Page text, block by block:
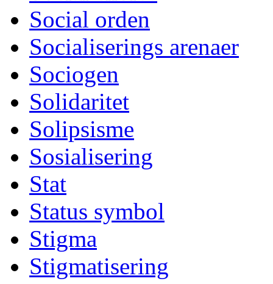
Social orden
Socialiserings arenaer
Sociogen
Solidaritet
Solipsisme
Sosialisering
Stat
Status symbol
Stigma
Stigmatisering